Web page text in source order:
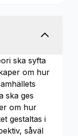
ska syfta
om hur
ska ges
om hur
gestaltas i
såväl